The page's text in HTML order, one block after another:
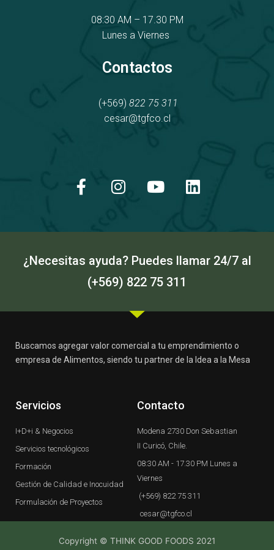
08:30 AM – 17.30 PM
Lunes a Viernes
Contactos
(+569) 822 75 311
cesar@tgfco.cl
c
e
o
k
s
t
g
a
m
u
t
b
n
k
d
n
¿Necesitas ayuda? Puedes llamar 24/7 al
(+569) 822 75 311
Buscamos agregar valor comercial a tu emprendimiento o
empresa de Alimentos, siendo tu partner de la Idea a la Mesa
Servicios
I+D+i & Negocios
Servicios tecnológicos
Formación
Gestión de Calidad e Inocuidad
Formulación de Proyectos
Contacto
Modena 2730 Don Sebastian
II Curicó, Chile.
08:30 AM - 17.30 PM Lunes a
Viernes
(+569) 822 75 311
cesar@tgfco.cl
Copyright © THINK GOOD FOODS 2021